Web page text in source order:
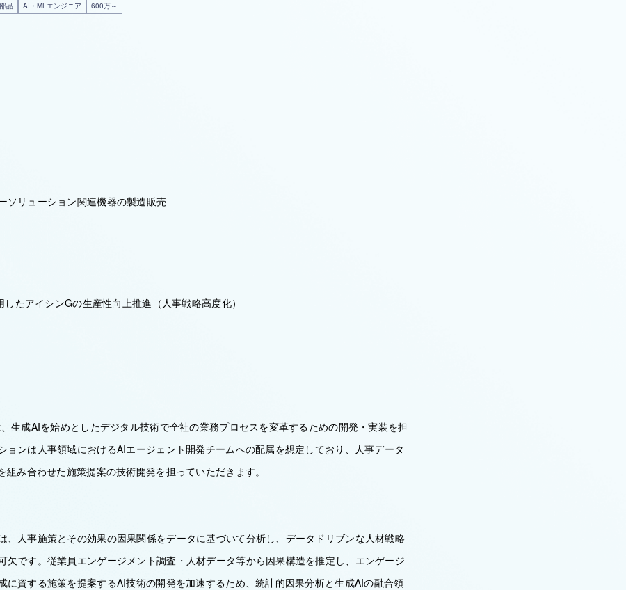
品 AI・MLエンジニア 600万～
ソリューション関連機器の製造販売
したアイシンGの生産性向上推進（人事戦略高度化）
生成AIを始めとしたデジタル技術で全社の業務プロセスを変革するための開発・実装を担
ョンは人事領域におけるAIエージェント開発チームへの配属を想定しており、人事データ
組み合わせた施策提案の技術開発を担っていただきます。
、人事施策とその効果の因果関係をデータに基づいて分析し、データドリブンな人材戦略
欠です。従業員エンゲージメント調査・人材データ等から因果構造を推定し、エンゲージ
に資する施策を提案するAI技術の開発を加速するため、統計的因果分析と生成AIの融合領